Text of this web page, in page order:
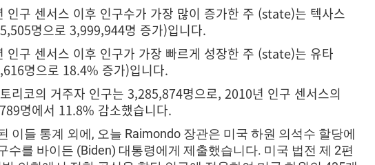
인구 센서스 이후 인구수가 가장 많이 증가한 주 (state)는 텍사스
명으로 3,999,944명 증가)입니다.
인구 센서스 이후 인구가 가장 빠르게 성장한 주 (state)는 유타
명으로 18.4% 증가)입니다.
리코의 거주자 인구는 3,285,874명으로, 2010년 인구 센서스의
명에서 11.8% 감소했습니다.
이들 통계 외에, 오늘 Raimondo 장관은 미국 하원 의석수 할당에
수를 바이든 (Biden) 대통령에게 제출했습니다. 미국 법전 제 2편